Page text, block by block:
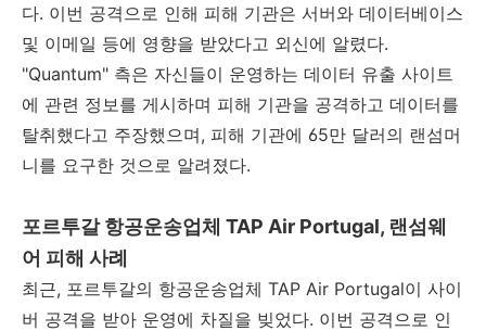
다. 이번 공격으로 인해 피해 기관은 서버와 데이터베이스
및 이메일 등에 영향을 받았다고 외신에 알렸다.
"Quantum" 측은 자신들이 운영하는 데이터 유출 사이트
에 관련 정보를 게시하며 피해 기관을 공격하고 데이터를
탈취했다고 주장했으며, 피해 기관에 65만 달러의 랜섬머
니를 요구한 것으로 알려졌다.
포르투갈 항공운송업체 TAP Air Portugal, 랜섬웨
어 피해 사례
최근, 포르투갈의 항공운송업체 TAP Air Portugal이 사이
버 공격을 받아 운영에 차질을 빚었다. 이번 공격으로 인